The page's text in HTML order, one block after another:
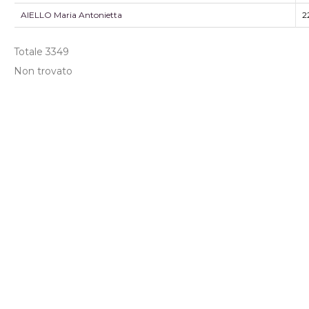
AIELLO Maria Antonietta
Totale 3349
Non trovato